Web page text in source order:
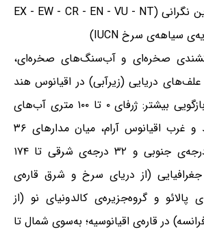
گونه‌ی با کم‌ترین نگرانی (EX - EW - CR - EN - VU - NT
صخره‌ای و آب‌سنگ‌های صخره‌ای،
دریایی (زیرآبی) در اقیانوس هند
و غرب اقیانوس آرام [بازگویی بیشتر: ژرفای ۰ تا ۱۰۰ متری آب‌های
گرمسیری اقیانوس هند و غرب اقیانوس آرام، میان مدارهای ۳۶
درجه‌ی شمالی تا ۳۰ درجه‌ی جنوبی و ۳۲ درجه‌ی شرقی تا ۱۷۴
(از دریای سرخ و شرق قاره‌ی
پالائو و گروه‌جزیره‌ی کالدونیای نو (از
در قاره‌ی اقیانوسیه؛ به‌سوی شمال تا